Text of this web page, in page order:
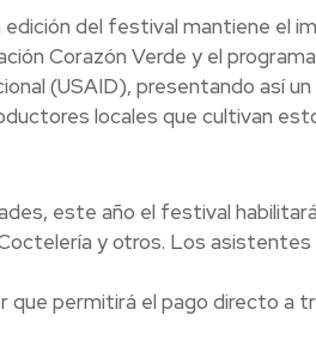
del festival mantiene el
Corazón Verde y el
(USAID), presentando así
locales que cultivan
este año el festival
y otros. Los
que permitirá el pago directo a